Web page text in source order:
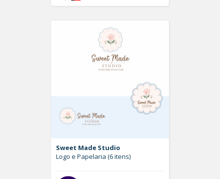
Sweet Made Studio
Logo e Papelaria (6 itens)